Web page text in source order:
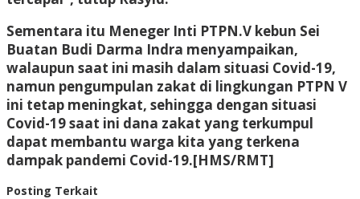
Sementara itu Meneger Inti PTPN.V kebun Sei
Buatan Budi Darma Indra menyampaikan,
walaupun saat ini masih dalam situasi Covid-19,
namun pengumpulan zakat di lingkungan PTPN V
ini tetap meningkat, sehingga dengan situasi
Covid-19 saat ini dana zakat yang terkumpul
dapat membantu warga kita yang terkena
dampak pandemi Covid-19.[HMS/RMT]
Posting Terkait